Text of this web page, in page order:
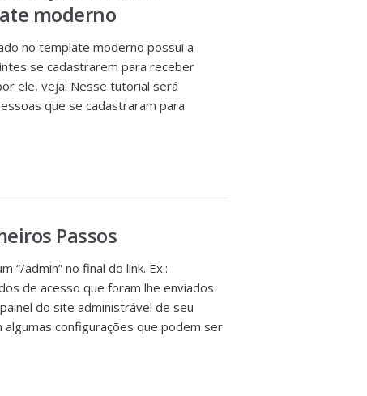
moderno
no template moderno possui a
se cadastrarem para receber
ele, veja: Nesse tutorial será
que se cadastraram para
Passos
“/admin” no final do link. Ex.:
de acesso que foram lhe enviados
do site administrável de seu
configurações que podem ser